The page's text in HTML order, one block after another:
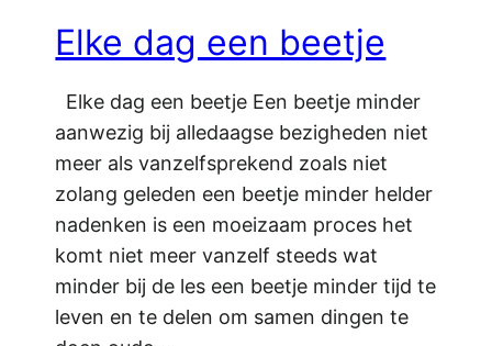
Elke dag een beetje
Elke dag een beetje Een beetje minder
aanwezig bij alledaagse bezigheden niet
meer als vanzelfsprekend zoals niet
zolang geleden een beetje minder helder
nadenken is een moeizaam proces het
komt niet meer vanzelf steeds wat
minder bij de les een beetje minder tijd te
leven en te delen om samen dingen te